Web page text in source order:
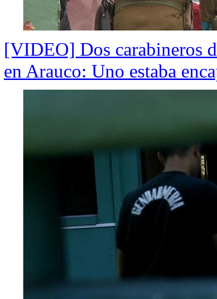
[VIDEO] Dos carabineros
en Arauco: Uno estaba